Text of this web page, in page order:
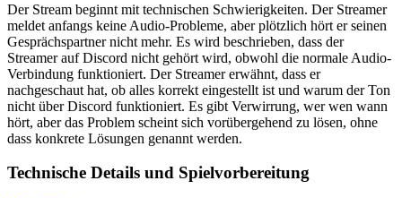
Der Stream beginnt mit technischen Schwierigkeiten. Der Streamer
meldet anfangs keine Audio-Probleme, aber plötzlich hört er seinen
Gesprächspartner nicht mehr. Es wird beschrieben, dass der
Streamer auf Discord nicht gehört wird, obwohl die normale Audio-
Verbindung funktioniert. Der Streamer erwähnt, dass er
nachgeschaut hat, ob alles korrekt eingestellt ist und warum der Ton
nicht über Discord funktioniert. Es gibt Verwirrung, wer wen wann
hört, aber das Problem scheint sich vorübergehend zu lösen, ohne
dass konkrete Lösungen genannt werden.
Technische Details und Spielvorbereitung